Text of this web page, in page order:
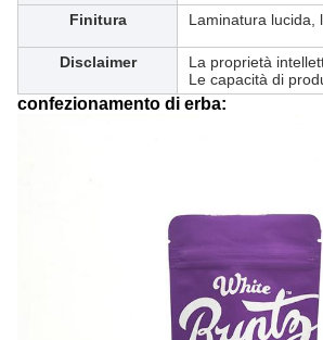
Finitura
Laminatura lucida,
Disclaimer
La proprietà
Le capacità di
confezionamento di erba: